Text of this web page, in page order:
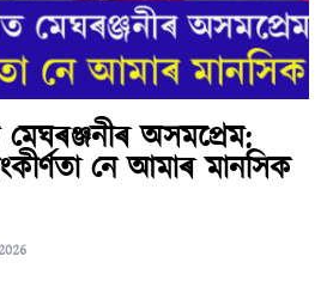
অসমপ্ৰেম:
নে আমাৰ মানসিক